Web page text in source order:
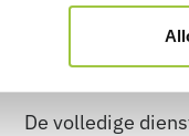
Support
De volledige